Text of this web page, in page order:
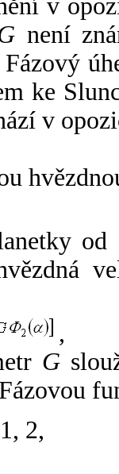
v
není
Fázový
ke
v
od
,
G
2,